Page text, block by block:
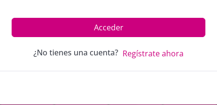
Acceder
¿No tienes una cuenta? Regístrate ahora